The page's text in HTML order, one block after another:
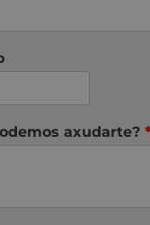
axudarte?